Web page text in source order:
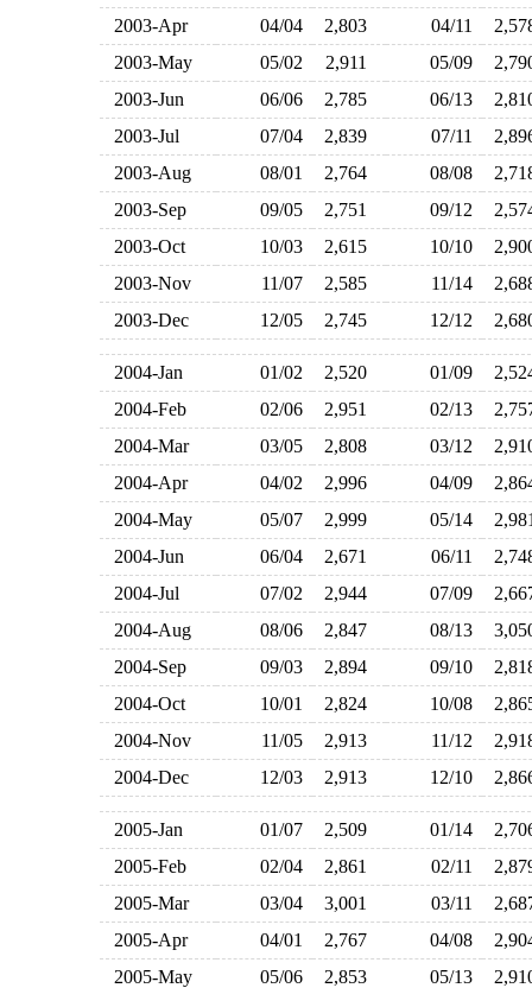
2003-Apr
04/04 2,803 04/11
2003-May
05/02 2,911 05/09
2003-Jun
06/06 2,785 06/13
2003-Jul
07/04 2,839 07/11
2003-Aug
08/01 2,764 08/08
2003-Sep
09/05 2,751 09/12
2003-Oct
10/03 2,615 10/10
2003-Nov
11/07 2,585 11/14
2003-Dec
12/05 2,745 12/12
2004-Jan 01/02 2,520 01/09
2004-Feb
02/06 2,951 02/13
2004-Mar
03/05 2,808 03/12
2004-Apr
04/02 2,996 04/09
2004-May
05/07 2,999 05/14
2004-Jun
06/04 2,671 06/11
2004-Jul
07/02 2,944 07/09
2004-Aug
08/06 2,847 08/13
2004-Sep
09/03 2,894 09/10
2004-Oct
10/01 2,824 10/08
2004-Nov
11/05 2,913 11/12
2004-Dec
12/03 2,913 12/10
2005-Jan 01/07 2,509 01/14
2005-Feb
02/04 2,861 02/11
2005-Mar
03/04 3,001 03/11
2005-Apr
04/01 2,767 04/08
2005-May
05/06 2,853 05/13